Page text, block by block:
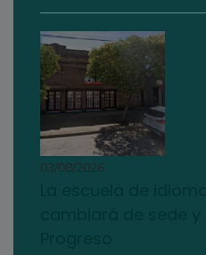
03/08/2026